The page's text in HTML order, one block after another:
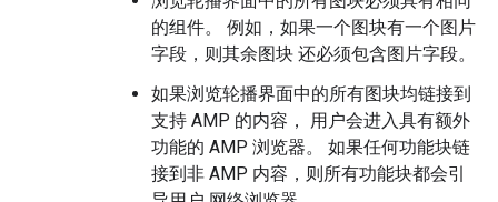
的组件。 例如，如果一个图块有一个图片
字段，则其余图块 还必须包含图片字段。
如果浏览轮播界面中的所有图块均链接到
支持 AMP 的内容， 用户会进入具有额外
功能的 AMP 浏览器。 如果任何功能块链
接到非 AMP 内容，则所有功能块都会引